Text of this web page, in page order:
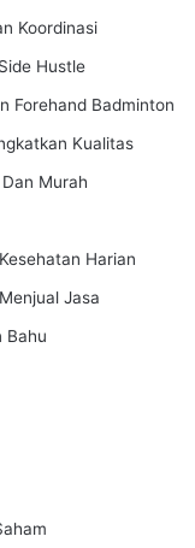
Koordinasi
Hustle
Forehand Badminton
Kualitas
Murah
Harian
Jasa
Bahu